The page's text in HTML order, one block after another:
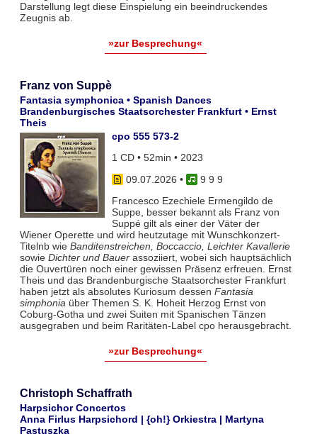
Darstellung legt diese Einspielung ein beeindruckendes
Zeugnis ab.
»zur Besprechung«
Franz von Suppè
Fantasia symphonica • Spanish Dances
Brandenburgisches Staatsorchester Frankfurt • Ernst
Theis
cpo 555 573-2
1 CD • 52min • 2023
09.07.2026 •
9 9 9
Francesco Ezechiele Ermengildo de
Suppe, besser bekannt als Franz von
Suppé gilt als einer der Väter der
Wiener Operette und wird heutzutage mit Wunschkonzert-
Titelnb wie Banditenstreichen, Boccaccio, Leichter Kavallerie
sowie Dichter und Bauerassoziiert, wobei sich hauptsächlich
die Ouvertüren noch einer gewissen Präsenz erfreuen. Ernst
Theis und das Brandenburgische Staatsorchester Frankfurt
haben jetzt als absolutes Kuriosum dessen Fantasia
simphoniaüber Themen S. K. Hoheit Herzog Ernst von
Coburg-Gotha und zwei Suiten mit Spanischen Tänzen
ausgegraben und beim Raritäten-Label cpo herausgebracht.
»zur Besprechung«
Christoph Schaffrath
Harpsichor Concertos
Anna Firlus Harpsichord | {oh!} Orkiestra | Martyna
Pastuszka